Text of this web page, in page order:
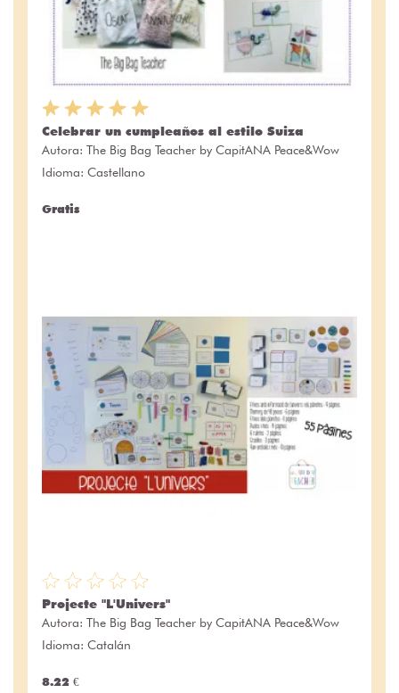
Celebrar un cumpleaños al estilo Suiza
Autora: The Big Bag Teacher by CapitANA Peace&Wow
Idioma: Castellano
Gratis
Projecte "L'Univers"
Autora: The Big Bag Teacher by CapitANA Peace&Wow
Idioma: Catalán
8.22 €